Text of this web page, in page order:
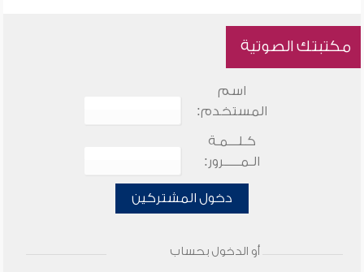
مكتبتك الصوتية
اسم
المستخدم:
كـلـــمـة
الـمـــــرور:
دخول المشتركين
أو الدخول بحساب